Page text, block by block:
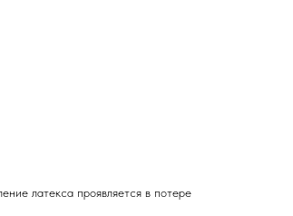
латекса проявляется в потере